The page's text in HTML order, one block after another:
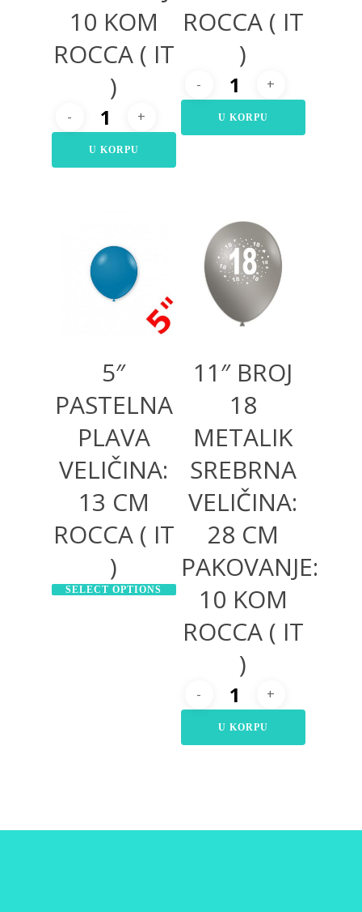
10 KOM
ROCCA ( IT
)
U KORPU
ROCCA ( IT
)
U KORPU
175,00RSD
500,00
RSD
5″
PASTELNA
PLAVA
VELIČINA:
13 CM
ROCCA ( IT
)
SELECT OPTIONS
300,00RSD
11″ BROJ
18
METALIK
SREBRNA
VELIČINA:
28 CM
PAKOVANJE:
10 KOM
ROCCA ( IT
)
U KORPU